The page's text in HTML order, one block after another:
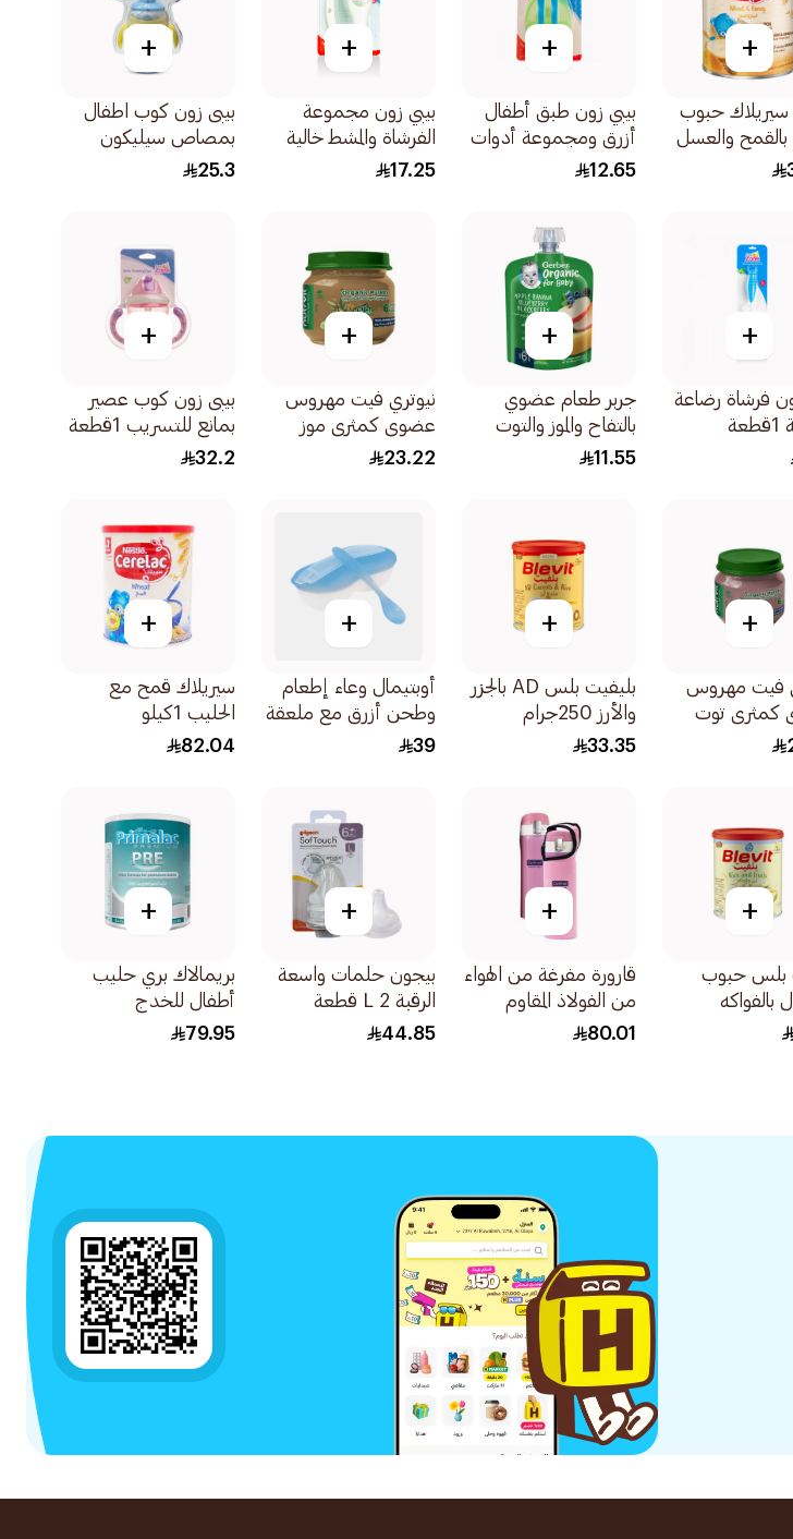
+
سيريلاك حبوب
بالقمح والعسل
+
بيبي زون طبق أطفال
أزرق ومجموعة أدوات
تناول الطعام 3قطعة
12.65
+
بيبي زون مجموعة
الفرشاة والمشط خالية
من بي اف ايه 1قطعة
17.25
+
بيبى زون كوب اطفال
بمصاص سيليكون
1قطعة
25.3
+
فرشاة رضاعة
+
جربر طعام عضوي
بالتفاح والموز والتوت
الأزرق والتوت الأسود
11.55
+
نيوتري فيت مهروس
عضوي كمثرى موز
23.22
+
بيبى زون كوب عصير
بمانع للتسريب 1قطعة
32.2
+
فيت مهروس
كمثري توت
+
بليفيت بلس AD بالجزر
والأرز 250جرام
33.35
+
أوبتيمال وعاء إطعام
وطحن أزرق مع ملعقة
عبوة 2قطعة
39
+
سيريلاك قمح مع
الحليب 1كيلو
82.04
+
بلس حبوب
بالفواكه
+
قارورة مفرغة من الهواء
من الفولاذ المقاوم
80.01
+
بيجون حلمات واسعة
الرقبة L 2 قطعة
44.85
+
بريمالاك بري حليب
أطفال للخدج
400جرام
79.95